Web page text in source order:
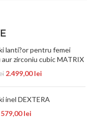
lanti?or pentru femei
aur zirconiu cubic MATRIX
2.499,00lei
inel DEXTERA
579,00lei